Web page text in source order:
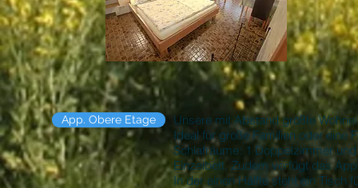
App. Obere Etage
Unsere mit Abstand größte
Ideal für große Familien oder eine
Schlafräume: 1 Doppelzimmer
Einzelbett. Zudem verfügt das
In der einen Hälfte steht ein Tisch